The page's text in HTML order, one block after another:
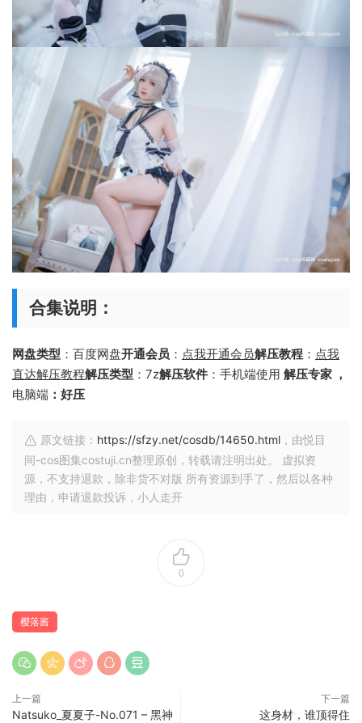
合集说明：
网盘类型 ：百度网盘开通会员 ： 点我开通会员解压教程 ： 点我
直达解压教程解压类型 ：7z解压软件 ：手机端使用 解压专家 ，
电脑端 ：好压
原文链接： https://sfzy.net/cosdb/14650.html ，由悦目
间-cos图集costuji.cn整理原创，转载请注明出处。 虚拟资
源，不支持退款，除非货不对版 所有资源到手了，然后以各种
理由，申请退款投诉，小人走开
0
樱落酱
上一篇
Natsuko_夏夏子-No.071 – 黑神
下一篇
这身材，谁顶得住